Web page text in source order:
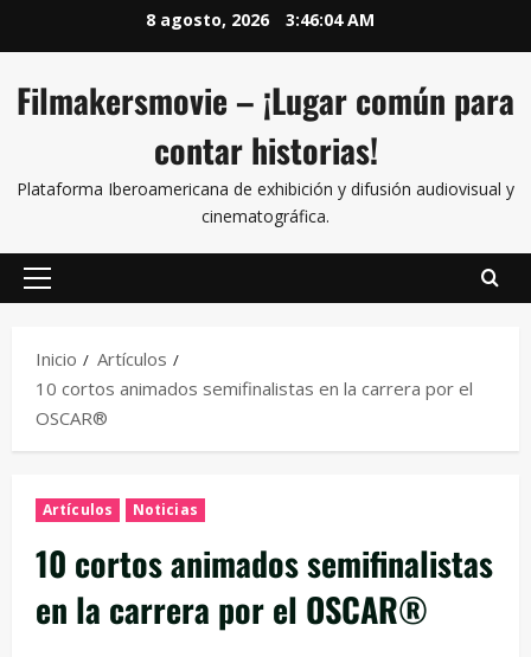
8 agosto, 2026 3:46:05 AM
Filmakersmovie – ¡Lugar común para
contar historias!
Plataforma Iberoamericana de exhibición y difusión audiovisual y
cinematográfica.
Inicio
Artículos
10 cortos animados semifinalistas en la carrera por el
OSCAR®
Artículos Noticias
10 cortos animados semifinalistas
en la carrera por el OSCAR®